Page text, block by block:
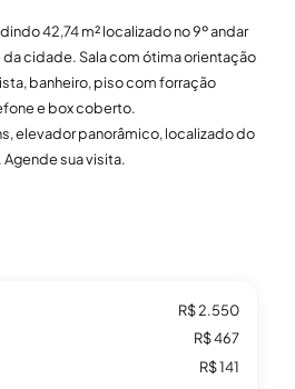
42,74 m² localizado no 9º andar
cidade. Sala com ótima orientação
banheiro, piso com forração
e box coberto.
elevador panorâmico, localizado do
Agende sua visita.
R$ 2.550
R$ 467
R$ 141